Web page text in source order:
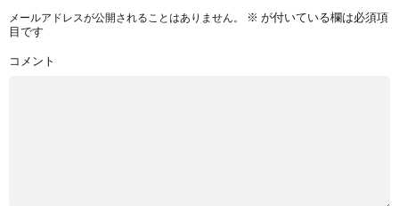
メールアドレスが公開されることはありません。 ※ が付いている欄は必須項
目です
コメント